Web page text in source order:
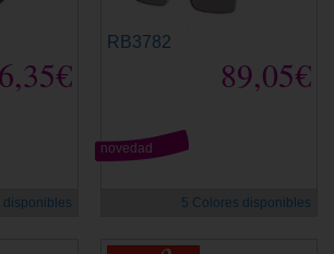
disponibles
RB3782
89,05€
novedad
5 Colores disponibles